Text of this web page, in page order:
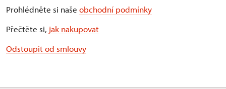
Prohlédněte si naše obchodní podmínky
Přečtěte si, jak nakupovat
Odstoupit od smlouvy